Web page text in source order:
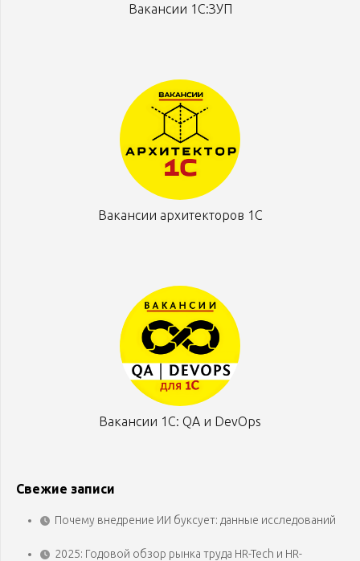
Вакансии 1С:ЗУП
Вакансии архитекторов 1С
Вакансии 1С: QA и DevOps
Свежие записи
Почему внедрение ИИ буксует: данные исследований
2025: Годовой обзор рынка труда HR-Tech и HR-